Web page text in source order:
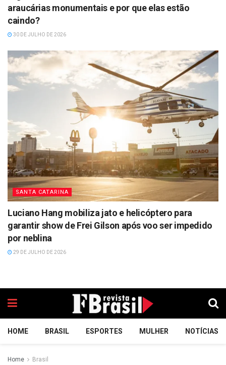
araucárias monumentais e por que elas estão
caindo?
30 DE JULHO DE 2026
SANTA CATARINA
Luciano Hang mobiliza jato e helicóptero para
garantir show de Frei Gilson após voo ser impedido
por neblina
29 DE JULHO DE 2026
HOME BRASIL ESPORTES MULHER NOTÍCIAS
Home Brasil